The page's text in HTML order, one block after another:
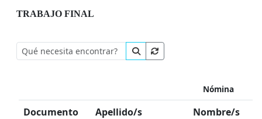
TRABAJO FINAL
Nómina
Documento Apellido/s
Nombre/s